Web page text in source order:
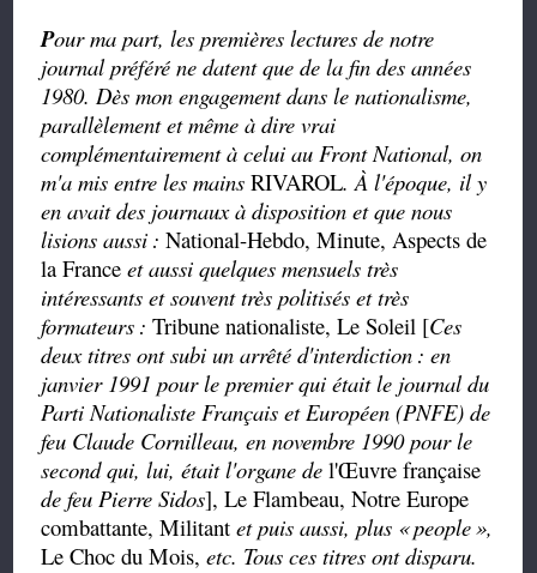
Pour ma part, les premières lectures de notre
journal préféré ne datent que de la fin des années
1980. Dès mon engagement dans le nationalisme,
parallèlement et même à dire vrai
complémentairement à celui au Front National, on
m'a mis entre les mainsRIVAROL. À l'époque, il y
en avait des journaux à disposition et que nous
lisions aussi :National-Hebdo, Minute, Aspects de
la Franceet aussi quelques mensuels très
intéressants et souvent très politisés et très
formateurs : Tribune nationaliste, Le Soleil [Ces
deux titres ont subi un arrêté d'interdiction : en
janvier 1991 pour le premier qui était le journal du
Parti Nationaliste Français et Européen (PNFE) de
feu Claude Cornilleau, en novembre 1990 pour le
second qui, lui, était l'organe del'Œuvre française
de feu Pierre Sidos], Le Flambeau, Notre Europe
combattante, Militantet puis aussi, plus «people»,
Le Choc du Mois,etc. Tous ces titres ont disparu.